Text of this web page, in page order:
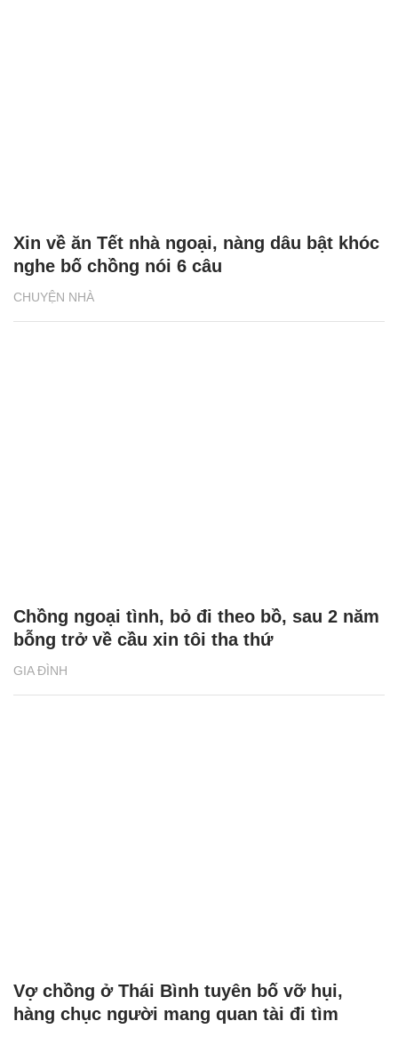
CHUYỆN NHÀ
Xin về ăn Tết nhà ngoại, nàng dâu bật khóc
nghe bố chồng nói 6 câu
GIA ĐÌNH
Chồng ngoại tình, bỏ đi theo bồ, sau 2 năm
bỗng trở về cầu xin tôi tha thứ
Vợ chồng ở Thái Bình tuyên bố vỡ hụi,
hàng chục người mang quan tài đi tìm